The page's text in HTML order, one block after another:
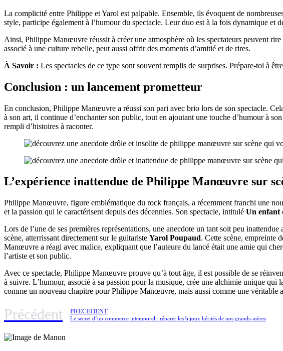
La complicité entre Philippe et Yarol est palpable. Ensemble, ils évoquent de
style, participe également à l’humour du spectacle. Leur duo est à la fois dynamique et
Ainsi, Philippe Manœuvre réussit à créer une atmosphère où les spectateurs peuvent
associé à une culture rebelle, peut aussi offrir des moments d’amitié et de rires.
À Savoir : Les spectacles de ce type sont souvent remplis de surprises. Prépare-toi à
Conclusion : un lancement prometteur
En conclusion, Philippe Manœuvre a réussi son pari avec brio lors de son spectacle.
à son art, il continue d’enchanter son public, tout en ajoutant une touche d’humour à
rempli d’histoires à raconter.
L’expérience inattendue de Philippe Manœuvre sur
Philippe Manœuvre, figure emblématique du rock français, a récemment franchi une
et la passion qui le caractérisent depuis des décennies. Son spectacle, intitulé Un enfant
Lors de l’une de ses premières représentations, une anecdote un tant soit peu
scène, atterrissant directement sur le guitariste Yarol Poupaud. Cette scène, empreinte
Manœuvre a réagi avec malice, expliquant que l’auteure du lancé était une amie qui
l’artiste et son public.
Avec ce spectacle, Philippe Manœuvre prouve qu’à tout âge, il est possible de se
à suivre. L’humour, associé à sa passion pour la musique, crée une alchimie unique
comme un nouveau chapitre pour Philippe Manœuvre, mais aussi comme une véritable
Précédent PRÉCÉDENT
Le secret d’un commerce intemporel : réparer les bijoux hérités de nos grands-mères